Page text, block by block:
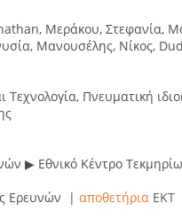
Μεράκου, Στεφανία,
Μανουσέλης, Νίκος,
Πνευματική
▶ Εθνικό Κέντρο
Ερευνών | αποθετήρια EKT